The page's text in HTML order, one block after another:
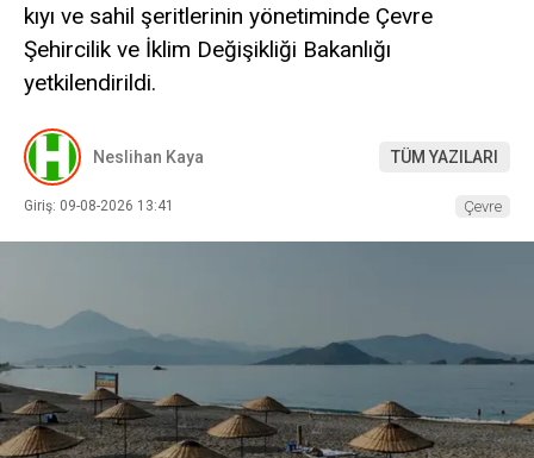
kıyı ve sahil şeritlerinin yönetiminde Çevre
Şehircilik ve İklim Değişikliği Bakanlığı
yetkilendirildi.
Neslihan Kaya TÜM YAZILARI
Giriş: 09-08-2026 13:41 Çevre